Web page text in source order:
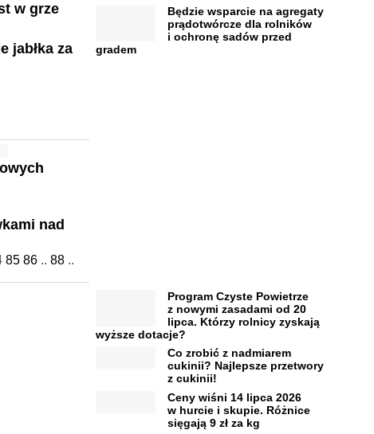
w grze
jabłka za
nad
85 86 .. 88 ..
Będzie wsparcie na agregaty
prądotwórcze dla rolników
i ochronę sadów przed
gradem
Program Czyste Powietrze
z nowymi zasadami od 20
lipca. Którzy rolnicy zyskają
wyższe dotacje?
Co zrobić z nadmiarem
cukinii? Najlepsze przetwory
z cukinii!
Ceny wiśni 14 lipca 2026
w hurcie i skupie. Różnice
sięgają 9 zł za kg